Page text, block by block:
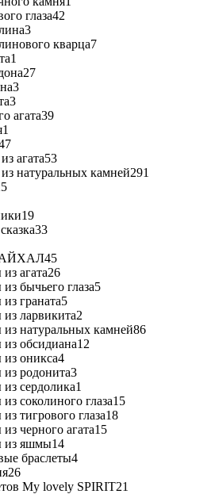
глаза42
3
кварца7
1
27
3
3
агата39
1
агата53
натуральных камней291
19
33
АЙХАЛ45
агата26
бычьего глаза5
граната5
ларвикита2
натуральных камней86
обсидиана12
оникса4
родонита3
сердолика1
соколиного глаза15
тигрового глаза18
черного агата15
из яшмы14
браслеты4
26
My lovely SPIRIT21